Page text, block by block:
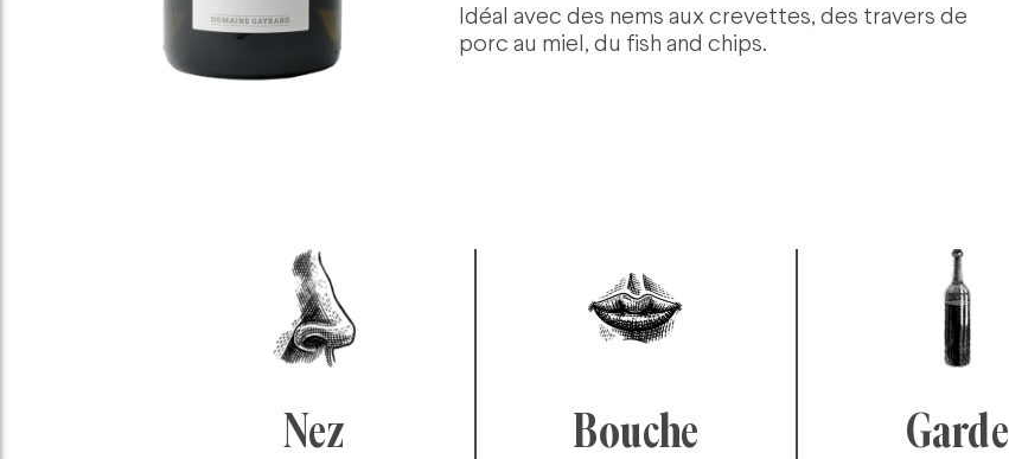
Idéal avec des nems aux crevettes, des travers de
porc au miel, du fish and chips.
Nez Bouche Garde